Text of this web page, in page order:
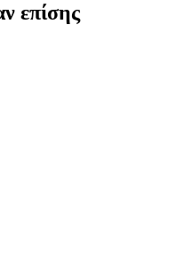
επίσης